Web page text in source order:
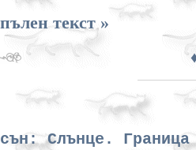
пълен текст »
сън: Слънце. Граница